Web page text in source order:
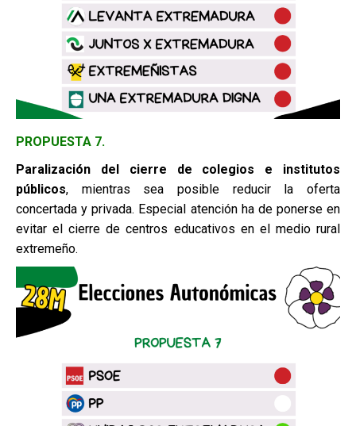
PROPUESTA 7.
Paralización del cierre de colegios e institutos
públicos, mientras sea posible reducir la oferta
concertada y privada. Especial atención ha de ponerse en
evitar el cierre de centros educativos en el medio rural
extremeño.